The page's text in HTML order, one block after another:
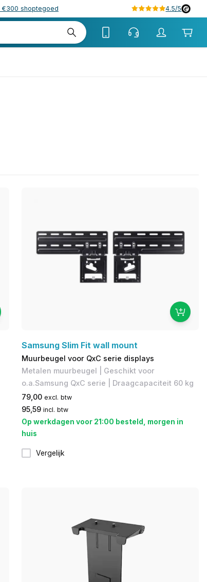
€300 shoptegoed 4.5/5
Samsung Slim Fit wall mount
Muurbeugel voor QxC serie displays
Metalen muurbeugel | Geschikt voor
o.a.Samsung QxC serie | Draagcapaciteit 60 kg
79,00 excl. btw
95,59 incl. btw
Op werkdagen voor 21:00 besteld, morgen in
huis
Vergelijk